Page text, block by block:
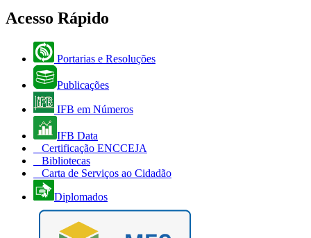
Acesso Rápido
Portarias e Resoluções
Publicações
IFB em Números
IFB Data
Certificação ENCCEJA
Bibliotecas
Carta de Serviços ao Cidadão
Diplomados